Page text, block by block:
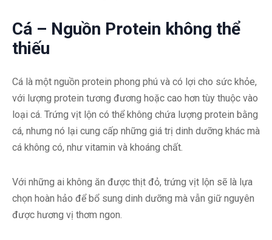
Cá – Nguồn Protein không thể
thiếu
Cá là một nguồn protein phong phú và có lợi cho sức khỏe,
với lượng protein tương đương hoặc cao hơn tùy thuộc vào
loại cá. Trứng vịt lộn có thể không chứa lượng protein bằng
cá, nhưng nó lại cung cấp những giá trị dinh dưỡng khác mà
cá không có, như vitamin và khoáng chất.
Với những ai không ăn được thịt đỏ, trứng vịt lộn sẽ là lựa
chọn hoàn hảo để bổ sung dinh dưỡng mà vẫn giữ nguyên
được hương vị thơm ngon.